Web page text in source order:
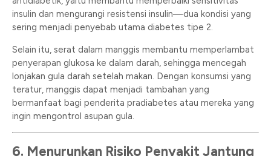
insulin dan mengurangi resistensi insulin—dua kondisi yang
sering menjadi penyebab utama diabetes tipe 2.
Selain itu, serat dalam manggis membantu memperlambat
penyerapan glukosa ke dalam darah, sehingga mencegah
lonjakan gula darah setelah makan. Dengan konsumsi yang
teratur, manggis dapat menjadi tambahan yang
bermanfaat bagi penderita pradiabetes atau mereka yang
ingin mengontrol asupan gula.
6. Menurunkan Risiko Penyakit Jantung